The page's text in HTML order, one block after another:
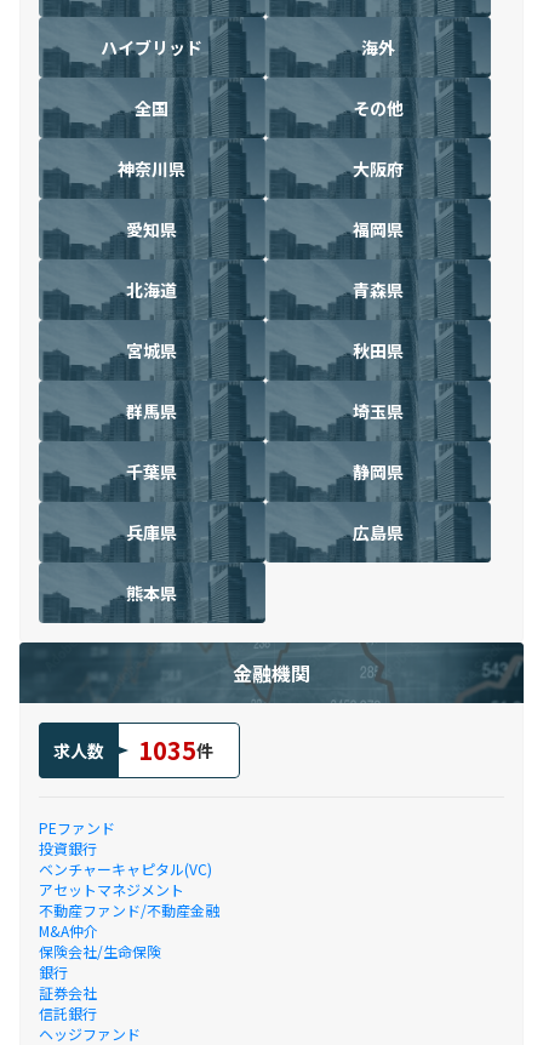
ハイブリッド 海外
全国 その他
神奈川県 大阪府
愛知県 福岡県
北海道 青森県
宮城県 秋田県
群馬県 埼玉県
千葉県 静岡県
兵庫県 広島県
熊本県
金融機関
求人数 1035件
PEファンド
投資銀行
ベンチャーキャピタル(VC)
アセットマネジメント
不動産ファンド/不動産金融
M&A仲介
保険会社/生命保険
銀行
証券会社
信託銀行
ヘッジファンド